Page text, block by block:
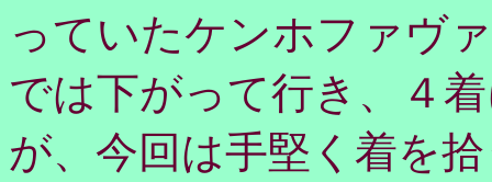
っていたケンホファヴ
では下がって行き、４
が、今回は手堅く着を